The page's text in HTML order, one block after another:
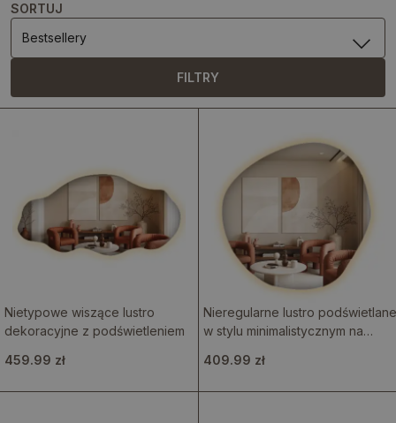
SORTUJ
Bestsellery
FILTRY
Nietypowe wiszące lustro
dekoracyjne z podświetleniem
459.99 zł
Nieregularne lustro podświetlane
w stylu minimalistycznym na
409.99 zł